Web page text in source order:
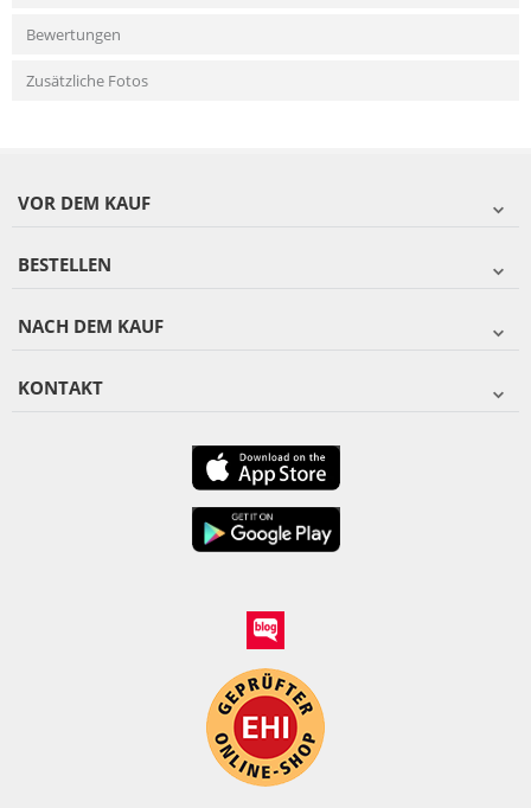
Bewertungen
Zusätzliche Fotos
VOR DEM KAUF
BESTELLEN
NACH DEM KAUF
KONTAKT